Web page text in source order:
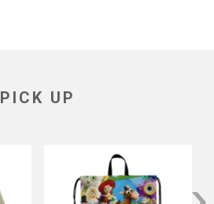
PICK UP